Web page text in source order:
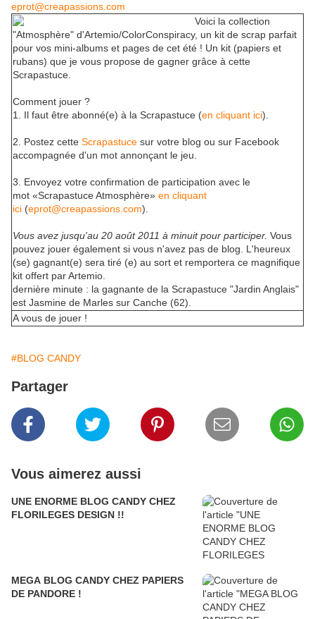
eprot@creapassions.com
Voici la collection
"Atmosphère" d'Artemio/ColorConspiracy, un kit de scrap parfait
pour vos mini-albums et pages de cet été ! Un kit (papiers et
rubans) que je vous propose de gagner grâce à cette
Scrapastuce.
Comment jouer ?
1. Il faut être abonné(e) à la Scrapastuce (en cliquant ici).
2. Postez cette Scrapastuce sur votre blog ou sur Facebook
accompagnée d'un mot annonçant le jeu.
3. Envoyez votre confirmation de participation avec le
mot «Scrapastuce Atmosphère» en cliquant
ici (eprot@creapassions.com).
Vous avez jusqu'au 20 août 2011 à minuit pour participer. Vous
pouvez jouer également si vous n'avez pas de blog. L'heureux
(se) gagnant(e) sera tiré (e) au sort et remportera ce magnifique
kit offert par Artemio.
dernière minute : la gagnante de la Scrapastuce "Jardin Anglais"
est Jasmine de Marles sur Canche (62).
A vous de jouer !
#BLOG CANDY
Partager
Vous aimerez aussi
UNE ENORME BLOG CANDY CHEZ
FLORILEGES DESIGN !!
MEGA BLOG CANDY CHEZ PAPIERS
DE PANDORE !